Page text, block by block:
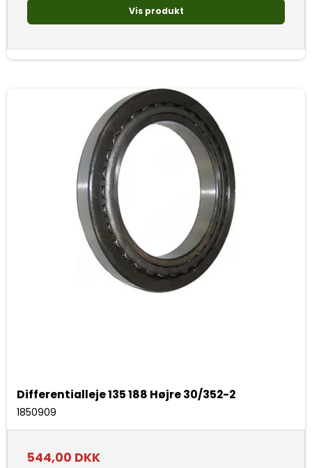
Vis produkt
Differentialleje 135 188 Højre 30/352-2
1850909
544,00 DKK